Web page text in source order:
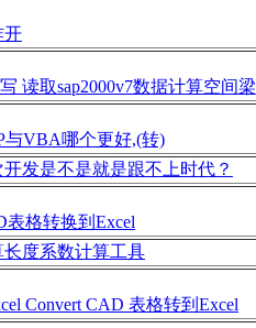
开
读取sap2000v7数据计算空间梁
与VBA哪个更好,(转)
发是不是就是跟不上时代？
表格转换到Excel
度系数计算工具
Convert CAD 表格转到Excel